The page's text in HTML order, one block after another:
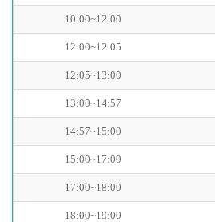
10:00~12:00
12:00~12:05
12:05~13:00
13:00~14:57
14:57~15:00
15:00~17:00
17:00~18:00
18:00~19:00